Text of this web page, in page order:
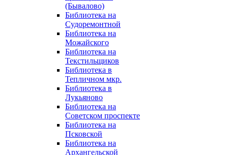
(Бывалово)
Библиотека на
Судоремонтной
Библиотека на
Можайского
Библиотека на
Текстильщиков
Библиотека в
Тепличном мкр.
Библиотека в
Лукьяново
Библиотека на
Советском проспекте
Библиотека на
Псковской
Библиотека на
Архангельской